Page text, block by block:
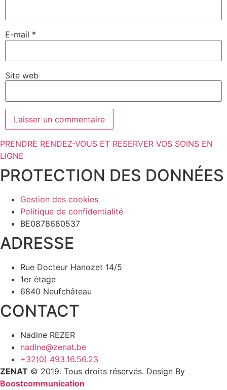
E-mail *
Site web
PRENDRE RENDEZ-VOUS ET RESERVER VOS SOINS EN
LIGNE
PROTECTION DES DONNÉES
Gestion des cookies
Politique de confidentialité
BE0878680537
ADRESSE
Rue Docteur Hanozet 14/5
1er étage
6840 Neufchâteau
CONTACT
Nadine REZER
nadine@zenat.be
+32(0) 493.16.56.23
ZENAT © 2019. Tous droits réservés. Design By
Boostcommunication